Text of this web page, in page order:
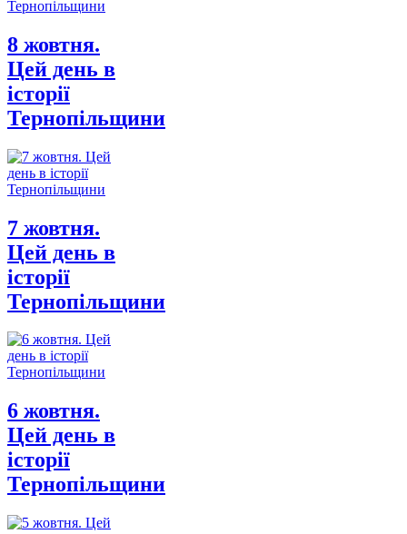
8 жовтня.
Цей день в
історії
Тернопільщини
7 жовтня.
Цей день в
історії
Тернопільщини
6 жовтня.
Цей день в
історії
Тернопільщини